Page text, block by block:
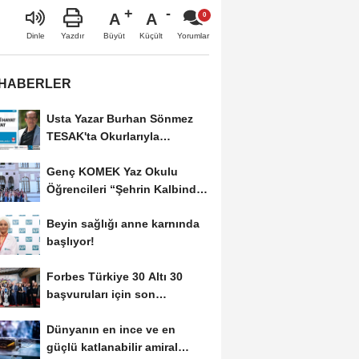
Dinle Yazdır
A
Büyüt
A
Küçült Yorumlar
Usta Yazar Burhan Sönmez
TESAK'ta Okurlarıyla
Genç KOMEK Yaz Okulu
Öğrencileri “Şehrin Kalbinde
Beyin sağlığı anne karnında
başlıyor!
Forbes Türkiye 30 Altı 30
başvuruları için son
Dünyanın en ince ve en
güçlü katlanabilir amiral